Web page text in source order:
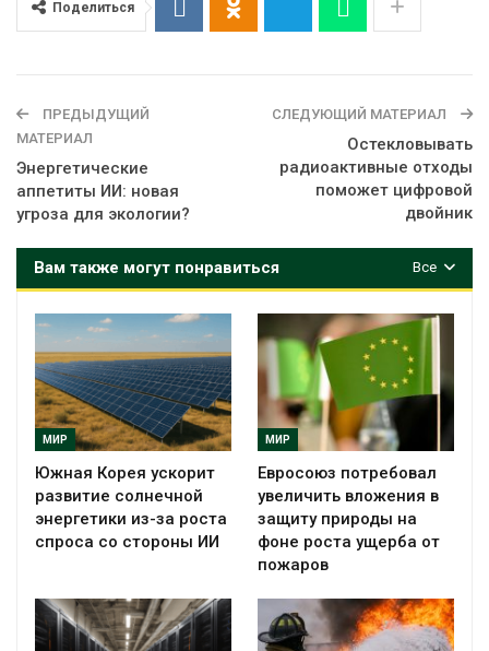
Поделиться
ПРЕДЫДУЩИЙ
МАТЕРИАЛ
Энергетические
аппетиты ИИ: новая
угроза для экологии?
СЛЕДУЮЩИЙ МАТЕРИАЛ
Остекловывать
радиоактивные отходы
поможет цифровой
двойник
Все
Вам также могут понравиться
МИР
Южная Корея ускорит
развитие солнечной
энергетики из-за роста
спроса со стороны ИИ
МИР
Евросоюз потребовал
увеличить вложения в
защиту природы на
фоне роста ущерба от
пожаров